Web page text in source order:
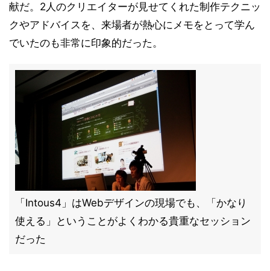
献だ。2人のクリエイターが見せてくれた制作テクニッ
クやアドバイスを、来場者が熱心にメモをとって学ん
でいたのも非常に印象的だった。
「Intous4」はWebデザインの現場でも、「かなり
使える」ということがよくわかる貴重なセッション
だった